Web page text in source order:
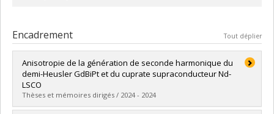
Encadrement Tout déplier
Anisotropie de la génération de seconde harmonique du
demi-Heusler GdBiPt et du cuprate supraconducteur Nd-
LSCO
Thèses et mémoires dirigés / 2024 - 2024